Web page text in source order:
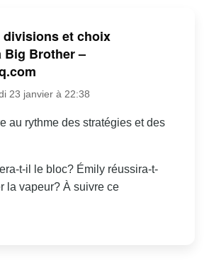
divisions et choix
Big Brother –
23 janvier à 22:38
au rythme des stratégies et des
t-il le bloc? Émily réussira-t-
la vapeur? À suivre ce